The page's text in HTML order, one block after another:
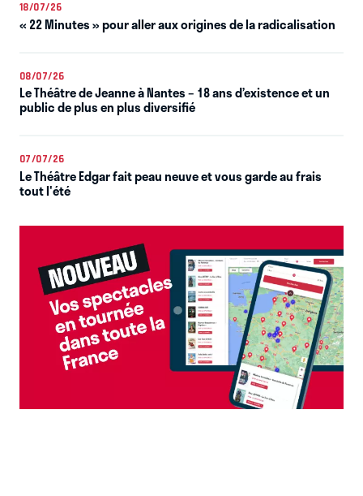
18/07/26
« 22 Minutes » pour aller aux origines de la radicalisation
08/07/26
Le Théâtre de Jeanne à Nantes – 18 ans d’existence et un
public de plus en plus diversifié
07/07/26
Le Théâtre Edgar fait peau neuve et vous garde au frais
tout l'été